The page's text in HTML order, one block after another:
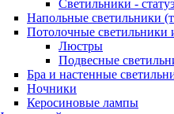
Светильники -
Напольные светильники
Потолочные светильники
Люстры
Подвесные
Бра и настенные
Ночники
Керосиновые лампы